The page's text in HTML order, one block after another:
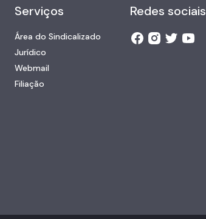
Serviços
Área do Sindicalizado
Jurídico
Webmail
Filiação
Redes sociais